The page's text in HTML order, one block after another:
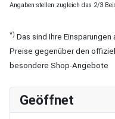
Angaben stellen zugleich das 2/3
*) Das sind Ihre
Preise gegenüber den
besondere Shop-Angebote
Geöffnet